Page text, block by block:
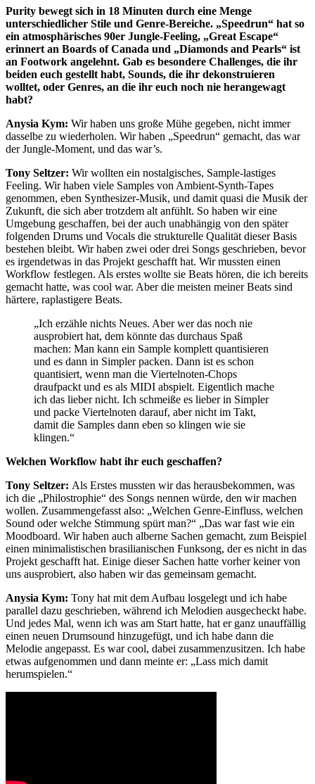
Purity bewegt sich in 18 Minuten durch eine Menge
unterschiedlicher Stile und Genre-Bereiche. „Speedrun“ hat so
ein atmosphärisches 90er Jungle-Feeling, „Great Escape“
erinnert an Boards of Canada und „Diamonds and Pearls“ ist
an Footwork angelehnt. Gab es besondere Challenges, die ihr
beiden euch gestellt habt, Sounds, die ihr dekonstruieren
wolltet, oder Genres, an die ihr euch noch nie herangewagt
habt?
Anysia Kym: Wir haben uns große Mühe gegeben, nicht immer
dasselbe zu wiederholen. Wir haben „Speedrun“ gemacht, das war
der Jungle-Moment, und das war’s.
Tony Seltzer: Wir wollten ein nostalgisches, Sample-lastiges
Feeling. Wir haben viele Samples von Ambient-Synth-Tapes
genommen, eben Synthesizer-Musik, und damit quasi die Musik der
Zukunft, die sich aber trotzdem alt anfühlt. So haben wir eine
Umgebung geschaffen, bei der auch unabhängig von den später
folgenden Drums und Vocals die strukturelle Qualität dieser Basis
bestehen bleibt. Wir haben zwei oder drei Songs geschrieben, bevor
es irgendetwas in das Projekt geschafft hat. Wir mussten einen
Workflow festlegen. Als erstes wollte sie Beats hören, die ich bereits
gemacht hatte, was cool war. Aber die meisten meiner Beats sind
härtere, raplastigere Beats.
„Ich erzähle nichts Neues. Aber wer das noch nie
ausprobiert hat, dem könnte das durchaus Spaß
machen: Man kann ein Sample komplett quantisieren
und es dann in Simpler packen. Dann ist es schon
quantisiert, wenn man die Viertelnoten-Chops
draufpackt und es als MIDI abspielt. Eigentlich mache
ich das lieber nicht. Ich schmeiße es lieber in Simpler
und packe Viertelnoten darauf, aber nicht im Takt,
damit die Samples dann eben so klingen wie sie
klingen.“
Welchen Workflow habt ihr euch geschaffen?
Tony Seltzer: Als Erstes mussten wir das herausbekommen, was
ich die „Philostrophie“ des Songs nennen würde, den wir machen
wollen. Zusammengefasst also: „Welchen Genre-Einfluss, welchen
Sound oder welche Stimmung spürt man?“ „Das war fast wie ein
Moodboard. Wir haben auch alberne Sachen gemacht, zum Beispiel
einen minimalistischen brasilianischen Funksong, der es nicht in das
Projekt geschafft hat. Einige dieser Sachen hatte vorher keiner von
uns ausprobiert, also haben wir das gemeinsam gemacht.
Anysia Kym: Tony hat mit dem Aufbau losgelegt und ich habe
parallel dazu geschrieben, während ich Melodien ausgecheckt habe.
Und jedes Mal, wenn ich was am Start hatte, hat er ganz unauffällig
einen neuen Drumsound hinzugefügt, und ich habe dann die
Melodie angepasst. Es war cool, dabei zusammenzusitzen. Ich habe
etwas aufgenommen und dann meinte er: „Lass mich damit
herumspielen.“